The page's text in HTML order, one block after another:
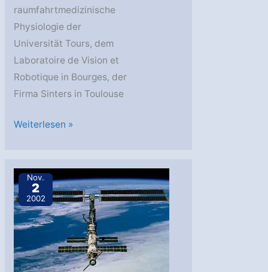
raumfahrtmedizinische
Physiologie der
Universität Tours, dem
Laboratoire de Vision et
Robotique in Bourges, der
Firma Sinters in Toulouse
Die
Telemedizin
schreitet
voran
Weiterlesen »
Nov.
2
2002